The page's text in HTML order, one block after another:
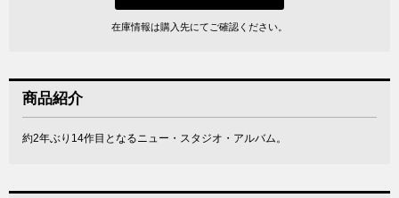
在庫情報は購入先にてご確認ください。
商品紹介
約2年ぶり14作目となるニュー・スタジオ・アルバム。